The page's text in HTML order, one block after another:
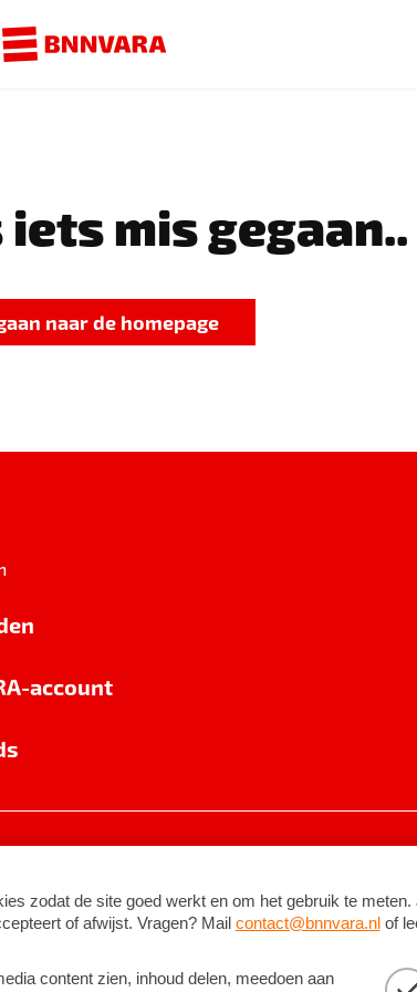
iets mis gegaan..
naar de homepage
account
2026BNNVARA